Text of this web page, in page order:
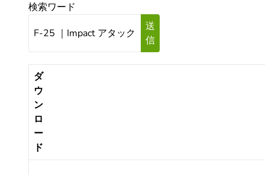
検索ワード
送
信
ダ
ウ
ン
ロ
ー
ド